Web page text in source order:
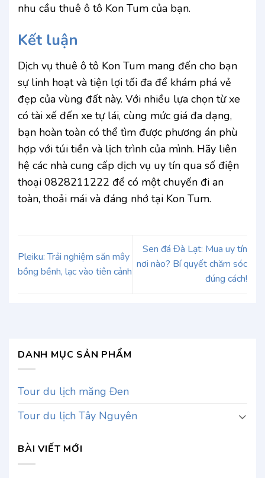
nhu cầu thuê ô tô Kon Tum của bạn.
Kết luận
Dịch vụ thuê ô tô Kon Tum mang đến cho bạn
sự linh hoạt và tiện lợi tối đa để khám phá vẻ
đẹp của vùng đất này. Với nhiều lựa chọn từ xe
có tài xế đến xe tự lái, cùng mức giá đa dạng,
bạn hoàn toàn có thể tìm được phương án phù
hợp với túi tiền và lịch trình của mình. Hãy liên
hệ các nhà cung cấp dịch vụ uy tín qua số điện
thoại 0828211222 để có một chuyến đi an
toàn, thoải mái và đáng nhớ tại Kon Tum.
Pleiku: Trải nghiệm săn mây
bồng bềnh, lạc vào tiên cảnh
Sen đá Đà Lạt: Mua uy tín
nơi nào? Bí quyết chăm sóc
đúng cách!
DANH MỤC SẢN PHẨM
Tour du lịch măng Đen
Tour du lịch Tây Nguyên
BÀI VIẾT MỚI